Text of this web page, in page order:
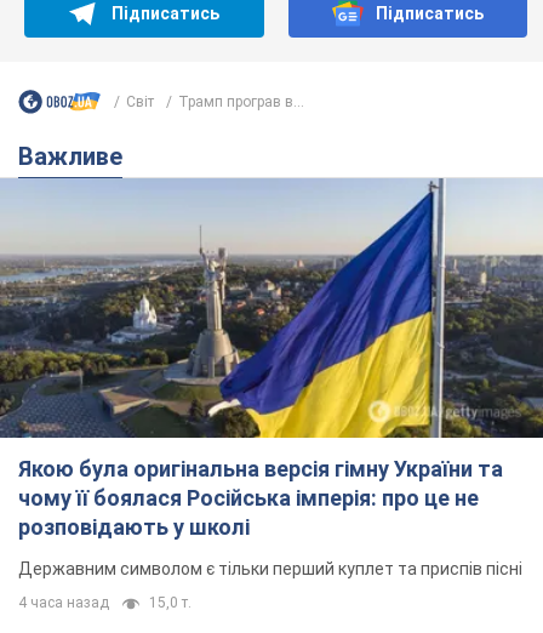
Якою була оригінальна версія гімну України та
чому її боялася Російська імперія: про це не
розповідають у школі
Державним символом є тільки перший куплет та приспів пісні
4 часа назад 15,0 т.
Олександру Пономарьову – 53: що
відомо про трьох дітей секс-
символа 90-х та який вигляд вони
мають
За розвитком кар'єри артист не забував про